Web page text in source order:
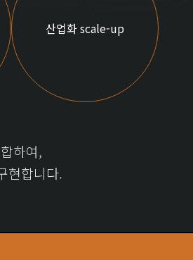
산업화 scale-up
하여,
현합니다.